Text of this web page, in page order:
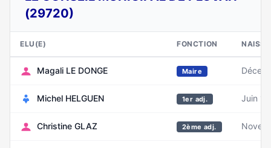
(29720)
ELU(E) FONCTION
Magali LE DONGE Maire
Michel HELGUEN 1er adj. Juin
Christine GLAZ 2ème adj.